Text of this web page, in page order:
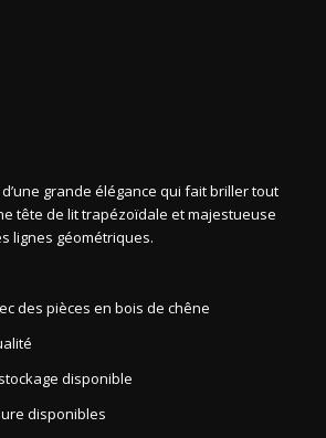
grande élégance qui fait briller tout
tête de lit trapézoïdale et majestueuse
lignes géométriques.
des pièces en bois de chêne
disponible
disponibles